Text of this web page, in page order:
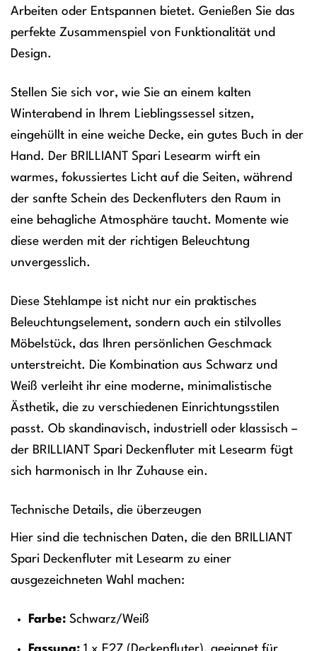
Arbeiten oder Entspannen bietet. Genießen Sie das
perfekte Zusammenspiel von Funktionalität und
Design.
Stellen Sie sich vor, wie Sie an einem kalten
Winterabend in Ihrem Lieblingssessel sitzen,
eingehüllt in eine weiche Decke, ein gutes Buch in der
Hand. Der BRILLIANT Spari Lesearm wirft ein
warmes, fokussiertes Licht auf die Seiten, während
der sanfte Schein des Deckenfluters den Raum in
eine behagliche Atmosphäre taucht. Momente wie
diese werden mit der richtigen Beleuchtung
unvergesslich.
Diese Stehlampe ist nicht nur ein praktisches
Beleuchtungselement, sondern auch ein stilvolles
Möbelstück, das Ihren persönlichen Geschmack
unterstreicht. Die Kombination aus Schwarz und
Weiß verleiht ihr eine moderne, minimalistische
Ästhetik, die zu verschiedenen Einrichtungsstilen
passt. Ob skandinavisch, industriell oder klassisch –
der BRILLIANT Spari Deckenfluter mit Lesearm fügt
sich harmonisch in Ihr Zuhause ein.
Technische Details, die überzeugen
Hier sind die technischen Daten, die den BRILLIANT
Spari Deckenfluter mit Lesearm zu einer
ausgezeichneten Wahl machen:
Farbe:Schwarz/Weiß